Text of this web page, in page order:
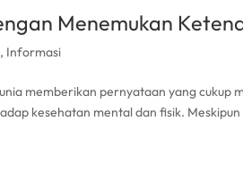
Menemukan
, Informasi
memberikan pernyataan yang cukup
kesehatan mental dan fisik.